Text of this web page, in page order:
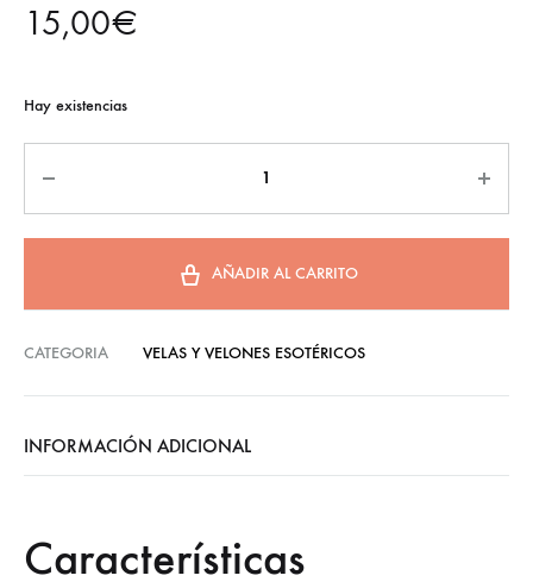
15,00€
Hay existencias
AÑADIR AL CARRITO
CATEGORIA VELAS Y VELONES ESOTÉRICOS
INFORMACIÓN ADICIONAL
Características